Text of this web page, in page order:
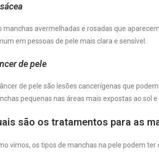
manchas avermelhadas e rosadas que
em pessoas de pele mais clara e sensível.
de pele
de pele são lesões cancerígenas que
pequenas nas áreas mais expostas ao sol
são os tratamentos para as
vimos, os tipos de manchas na pele podem